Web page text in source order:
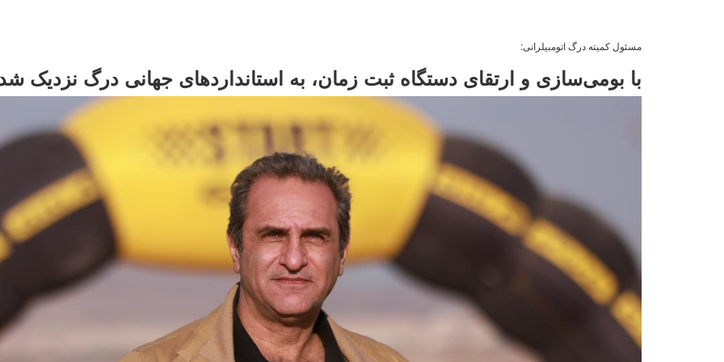
مسئول کمیته درگ اتومبیلرانی:
با بومی‌سازی و ارتقای دستگاه ثبت زمان، به استانداردهای جهانی درگ نزدیک